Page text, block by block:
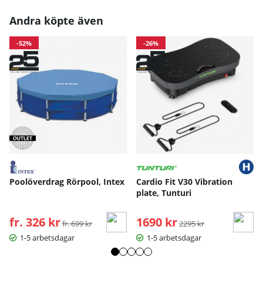
Andra köpte även
-52%
Poolöverdrag Rörpool, Intex
fr. 326 kr Ordinarie pris:
fr. 699 kr
1-5 arbetsdagar
-26%
Cardio Fit V30 Vibration
plate, Tunturi
1690 kr Ordinarie pris:
2295 kr
1-5 arbetsdagar